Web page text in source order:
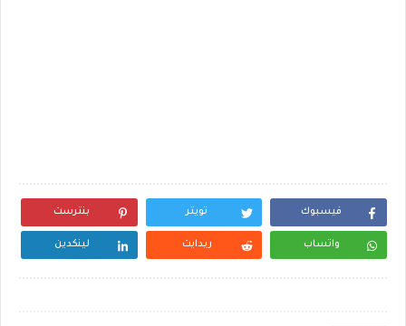
فيسبوك تويتر بنترست
واتساب ريدايت لينكدين